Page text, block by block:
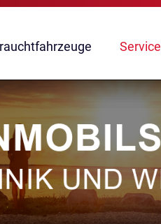
Service